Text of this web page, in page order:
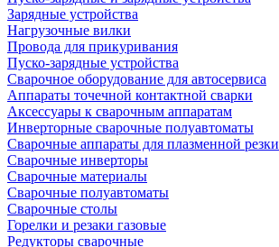
Зарядные устройства
Нагрузочные вилки
Провода для прикуривания
Пуско-зарядные устройства
Сварочное оборудование для автосервиса
Аппараты точечной контактной сварки
Аксессуары к сварочным аппаратам
Инверторные сварочные полуавтоматы
Сварочные аппараты для плазменной резки
Сварочные инверторы
Сварочные материалы
Сварочные полуавтоматы
Сварочные столы
Горелки и резаки газовые
Редукторы сварочные